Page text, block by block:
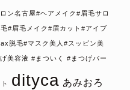
ン名古屋#ヘアメイク#眉毛サロ
#眉毛メイク#眉カット#アイブ
脱毛#マスク美人#スッピン美
美容液 #まついく #まつげパー
dityca あみおろ